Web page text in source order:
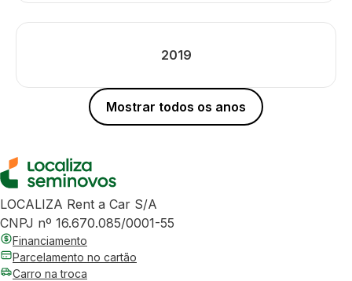
2019
Mostrar todos os anos
LOCALIZA Rent a Car S/A
CNPJ nº 16.670.085/0001-55
Financiamento
Parcelamento no cartão
Carro na troca